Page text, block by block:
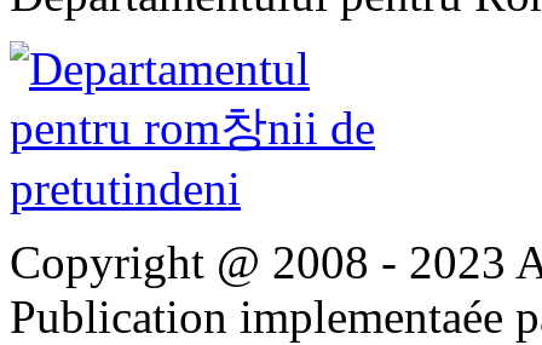
Copyright @ 2008 - 2023
Publication implementaée